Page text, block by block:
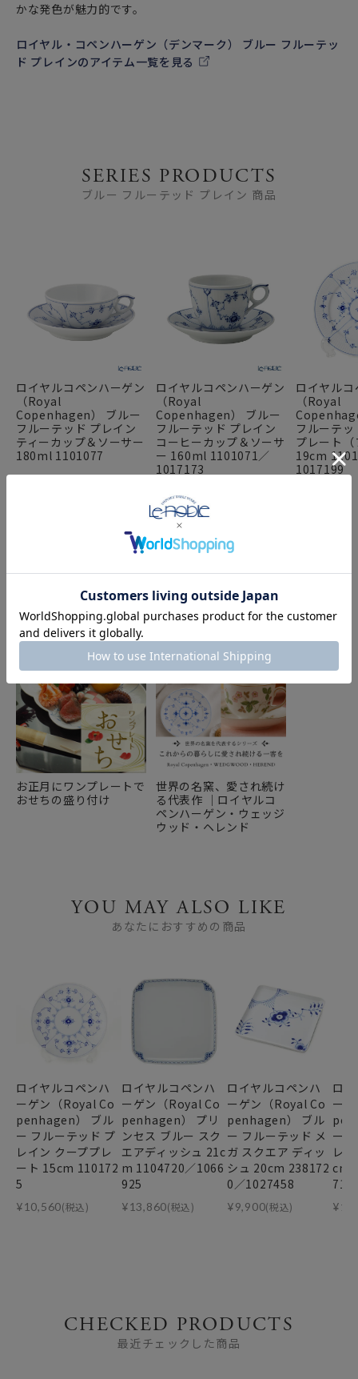
かな発色が魅力的です。
ロイヤル・コペンハーゲン（デンマーク） ブルー フルーテッ
ド プレインのアイテム一覧を見る
SERIES PRODUCTS
ブルー フルーテッド プレイン 商品
ロイヤルコペンハーゲン
（Royal
Copenhagen） ブルー
フルーテッド プレイン
ティーカップ＆ソーサー
180ml 1101077
ロイヤルコペンハーゲン
（Royal
Copenhagen） ブルー
フルーテッド プレイン
コーヒーカップ＆ソーサ
ー 160ml 1101071／
1017173
ロイヤル
（Royal
フルーテ
プレート
19cm
1017199
FEATURE
特集
お正月にワンプレートで
おせちの盛り付け
世界の名窯、愛され続け
る代表作 ｜ロイヤルコ
ペンハーゲン・ウェッジ
ウッド・ヘレンド
YOU MAY ALSO LIKE
あなたにおすすめの商品
ロイヤルコペンハ
ーゲン（Royal Co
penhagen） ブル
ー フルーテッド プ
レイン クーププレ
ート 15cm 110172
5
¥10,560(税込)
ロイヤルコペンハ
ーゲン（Royal Co
penhagen） プリ
ンセス ブルー スク
エアディッシュ 21c
m 1104720／1066
925
¥13,860(税込)
ロイヤルコペンハ
ーゲン（Royal Co
penhagen） ブル
ー フルーテッド メ
ガ スクエア ディッ
シュ 20cm 238172
0／1027458
¥9,900(税込)
ロ
ー
ー
レ
cm
¥
CHECKED PRODUCTS
最近チェックした商品